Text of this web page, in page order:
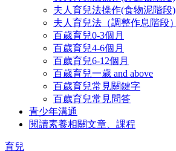
夫人育兒法操作(食物泥階段)
夫人育兒法（調整作息階段）
百歲育兒0-3個月
百歲育兒4-6個月
百歲育兒6-12個月
百歲育兒一歲 and above
百歲育兒常見關鍵字
百歲育兒常見問答
青少年溝通
閱讀素養相關文章、課程
育兒